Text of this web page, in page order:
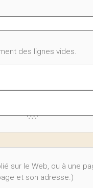
des lignes vides.
sur le Web, ou à une
et son adresse.)